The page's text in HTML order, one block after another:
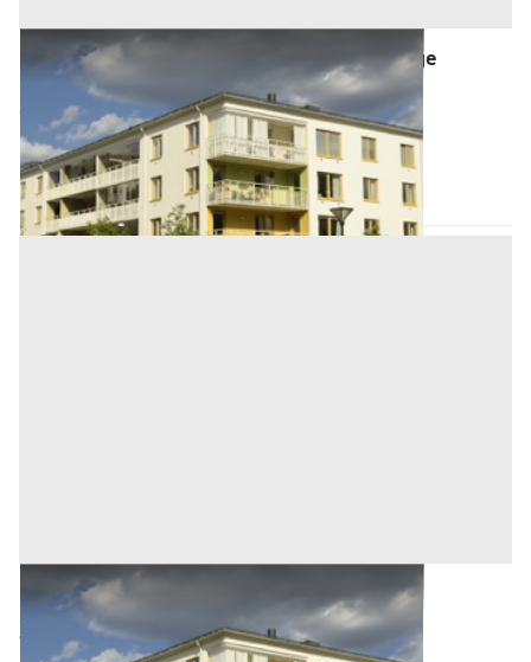
Asta Bilocale con terrazza, cantina e garage
Abano Terme (Padova)
Offerta minima
83.250 € 111.000 €
Codice asta: AI372480
Asta chiusa
Asta Bilocale con terrazza e garage
Offerta minima
74.850 € 99.800 €